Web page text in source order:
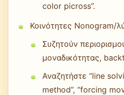
color picross”.
Κοινότητες Nonogram/
Συζητούν
μοναδικότητας,
Αναζητήστε “line
method”, “forcing